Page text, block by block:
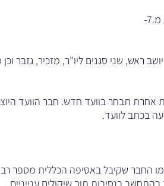
ראש, שני סגנים ליו"ר, מזכיר, גזבר
אחרת תבחר בוועד חדש. חבר הוועד
בכתב לוועד.
החבר שקיבל באסיפה הכללית מספר רב